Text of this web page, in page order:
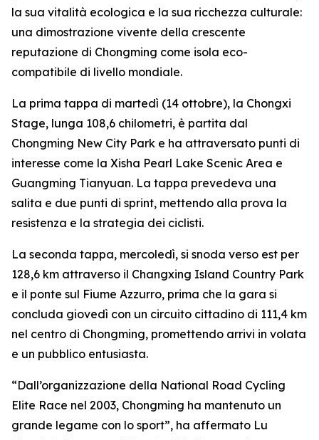
la sua vitalità ecologica e la sua ricchezza culturale:
una dimostrazione vivente della crescente
reputazione di Chongming come isola eco-
compatibile di livello mondiale.
La prima tappa di martedì (14 ottobre), la Chongxi
Stage, lunga 108,6 chilometri, è partita dal
Chongming New City Park e ha attraversato punti di
interesse come la Xisha Pearl Lake Scenic Area e
Guangming Tianyuan. La tappa prevedeva una
salita e due punti di sprint, mettendo alla prova la
resistenza e la strategia dei ciclisti.
La seconda tappa, mercoledì, si snoda verso est per
128,6 km attraverso il Changxing Island Country Park
e il ponte sul Fiume Azzurro, prima che la gara si
concluda giovedì con un circuito cittadino di 111,4 km
nel centro di Chongming, promettendo arrivi in volata
e un pubblico entusiasta.
“Dall’organizzazione della National Road Cycling
Elite Race nel 2003, Chongming ha mantenuto un
grande legame con lo sport”, ha affermato Lu